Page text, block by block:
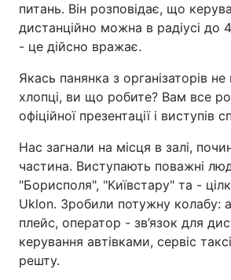
питань. Він розповідає, що
дистанційно можна в радіусі до
- це дійсно вражає.
Якась панянка з організаторів
хлопці, ви що робите? Вам все
офіційної презентації і виступів
Нас загнали на місця в залі,
частина. Виступають поважні
"Борисполя", "Київстару" та -
Uklon. Зробили потужну колабу:
плейс, оператор - зв’язок для
керування автівками, сервіс
решту.